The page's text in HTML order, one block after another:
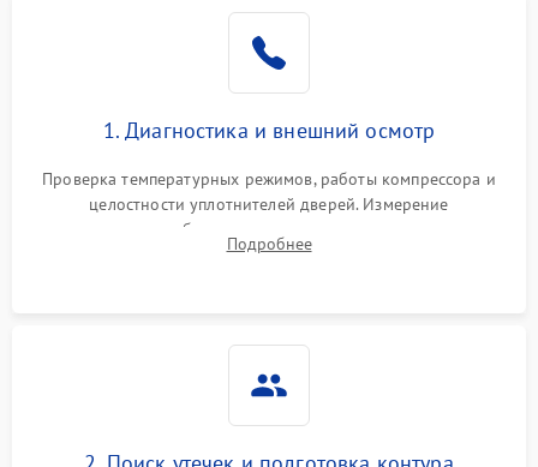
1. Диагностика и внешний осмотр
Проверка температурных режимов, работы компрессора и
целостности уплотнителей дверей. Измерение
сопротивления обмоток мотора, проверка термостата и
считывание кодов ошибок с электронного дисплея.
Подробнее